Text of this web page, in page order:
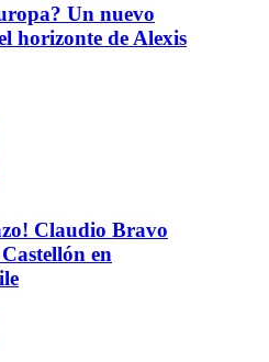
Un nuevo
horizonte de Alexis
Claudio Bravo
en